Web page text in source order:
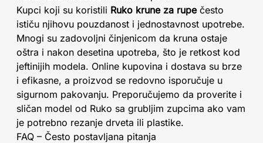
Kupci koji su koristili Ruko krune za rupečesto
ističu njihovu pouzdanost i jednostavnost upotrebe.
Mnogi su zadovoljni činjenicom da kruna ostaje
oštra i nakon desetina upotreba, što je retkost kod
jeftinijih modela. Online kupovina i dostava su brze
i efikasne, a proizvod se redovno isporučuje u
sigurnom pakovanju. Preporučujemo da proverite i
sličan model od Ruko sa grubljim zupcima ako vam
je potrebno rezanje drveta ili plastike.
FAQ – Često postavljana pitanja